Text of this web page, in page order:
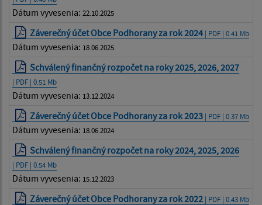
Dátum vyvesenia: 22.10.2025
Záverečný účet Obce Podhorany za rok 2024 | PDF | 0.41 Mb
Dátum vyvesenia: 18.06.2025
Schválený finančný rozpočet na roky 2025, 2026, 2027
| PDF | 0.51 Mb
Dátum vyvesenia: 13.12.2024
Záverečný účet Obce Podhorany za rok 2023 | PDF | 0.37 Mb
Dátum vyvesenia: 18.06.2024
Schválený finančný rozpočet na roky 2024, 2025, 2026
| PDF | 0.54 Mb
Dátum vyvesenia: 15.12.2023
Záverečný účet Obce Podhorany za rok 2022 | PDF | 0.43 Mb